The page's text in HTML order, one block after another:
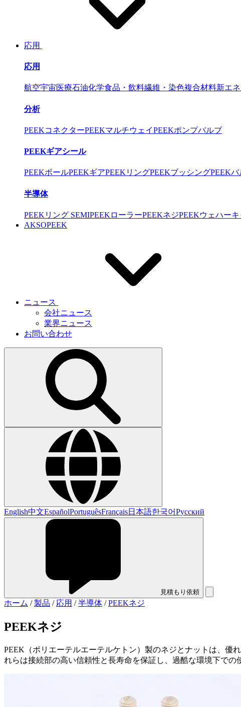
応用
応用
航空宇宙医療石油化学食品・飲料繊維・染色複合材料新エ
分析
PEEKコネクターPEEKマルチウェイPEEKポンプバルブ
PEEKギアシール
PEEKボールPEEKギアPEEKリングPEEKブッシングPEEKバ
半導体
PEEKリング SEMIPEEKローラーPEEKネジPEEKウェハー
AKSOPEEK
ニュース
会社ニュース
業界ニュース
お問い合わせ
English中文EspañolPortuguêsFrançais日本語한국어Русский
見積もり依頼
ホーム /製品 / 応用 /半導体 /PEEKネジ
PEEKネジ
PEEK（ポリエーテルエーテルケトン）製のネジとナットは、優
れらは接続部の高い信頼性と長寿命を保証し、過酷な環境下での